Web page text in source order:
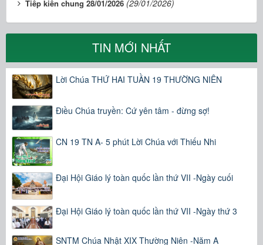
Tiếp kiến chung 28/01/2026 (29/01/2026)
TIN MỚI NHẤT
Lời Chúa THỨ HAI TUẦN 19 THƯỜNG NIÊN
Điều Chúa truyền: Cứ yên tâm - đừng sợ!
CN 19 TN A- 5 phút Lời Chúa với Thiếu Nhi
Đại Hội Giáo lý toàn quốc lần thứ VII -Ngày cuối
Đại Hội Giáo lý toàn quốc lần thứ VII -Ngày thứ 3
SNTM Chúa Nhật XIX Thường Niên -Năm A